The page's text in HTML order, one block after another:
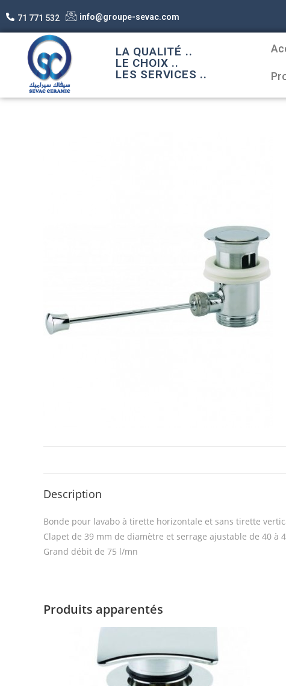
71 771 532 info@groupe-sevac.com
LA QUALITÉ ..
LE CHOIX ..
LES SERVICES ..
Description
Bonde pour lavabo à tirette horizontale et sans tirette
Clapet de 39 mm de diamètre et serrage ajustable de 40 à
Grand débit de 75 l/mn
Produits apparentés